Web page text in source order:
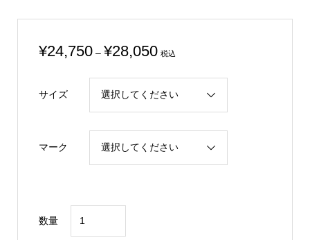
¥24,750 – ¥28,050価
¥28,050
税込
サイズ
マーク
数量
ク